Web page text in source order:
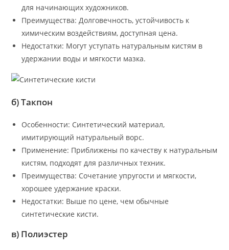
для начинающих художников.
Преимущества: Долговечность, устойчивость к
химическим воздействиям, доступная цена.
Недостатки: Могут уступать натуральным кистям в
удержании воды и мягкости мазка.
б) Такпон
Особенности: Синтетический материал,
имитирующий натуральный ворс.
Применение: Приближены по качеству к натуральным
кистям, подходят для различных техник.
Преимущества: Сочетание упругости и мягкости,
хорошее удержание краски.
Недостатки: Выше по цене, чем обычные
синтетические кисти.
в) Полиэстер